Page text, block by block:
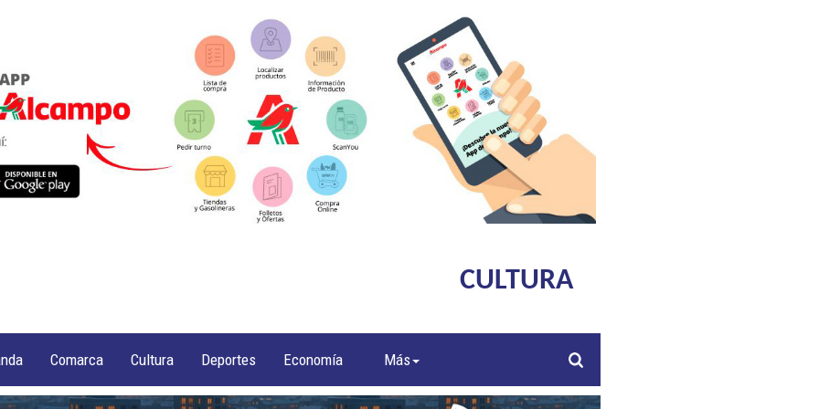
CULTURA
Comarca Cultura Deportes Economía Más